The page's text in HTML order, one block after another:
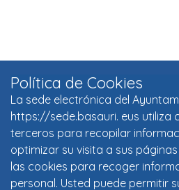
Política de Cookies
La sede electrónica del
https://sede.basauri. eus utiliza
terceros para recopilar
optimizar su visita a sus
las cookies para recoger
personal. Usted puede permitir